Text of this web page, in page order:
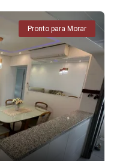
Pronto para Morar